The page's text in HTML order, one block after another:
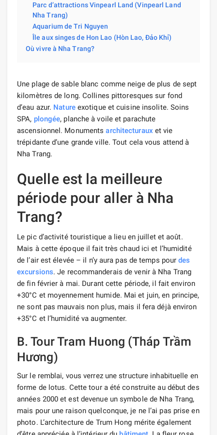
Parc d’attractions Vinpearl Land (Vinpearl Land
Nha Trang)
Aquarium de Tri Nguyen
Île aux singes de Hon Lao (Hòn Lao, Đảo Khỉ)
Où vivre à Nha Trang?
Une plage de sable blanc comme neige de plus de sept
kilomètres de long. Collines pittoresques sur fond
d’eau azur. Natureexotique et cuisine insolite. Soins
SPA, plongée, planche à voile et parachute
ascensionnel. Monumentsarchitecturaux et vie
trépidante d’une grande ville. Tout cela vous attend à
Nha Trang.
Quelle est la meilleure
période pour aller à Nha
Trang?
Le pic d’activité touristique a lieu en juillet et août.
Mais à cette époque il fait très chaud ici et l’humidité
de l’air est élevée – il n’y aura pas de temps pourdes
excursions. Je recommanderais de venir à Nha Trang
de fin février à mai. Durant cette période, il fait environ
+30°C et moyennement humide. Mai et juin, en principe,
ne sont pas mauvais non plus, mais il fera déjà environ
+35°C et l’humidité va augmenter.
B. Tour Tram Huong (Tháp Trầm
Hương)
Sur le remblai, vous verrez une structure inhabituelle en
forme de lotus. Cette tour a été construite au début des
années 2000 et est devenue un symbole de Nha Trang,
mais pour une raison quelconque, je ne l’ai pas prise en
photo. L’architecture de Trum Hong mérite également